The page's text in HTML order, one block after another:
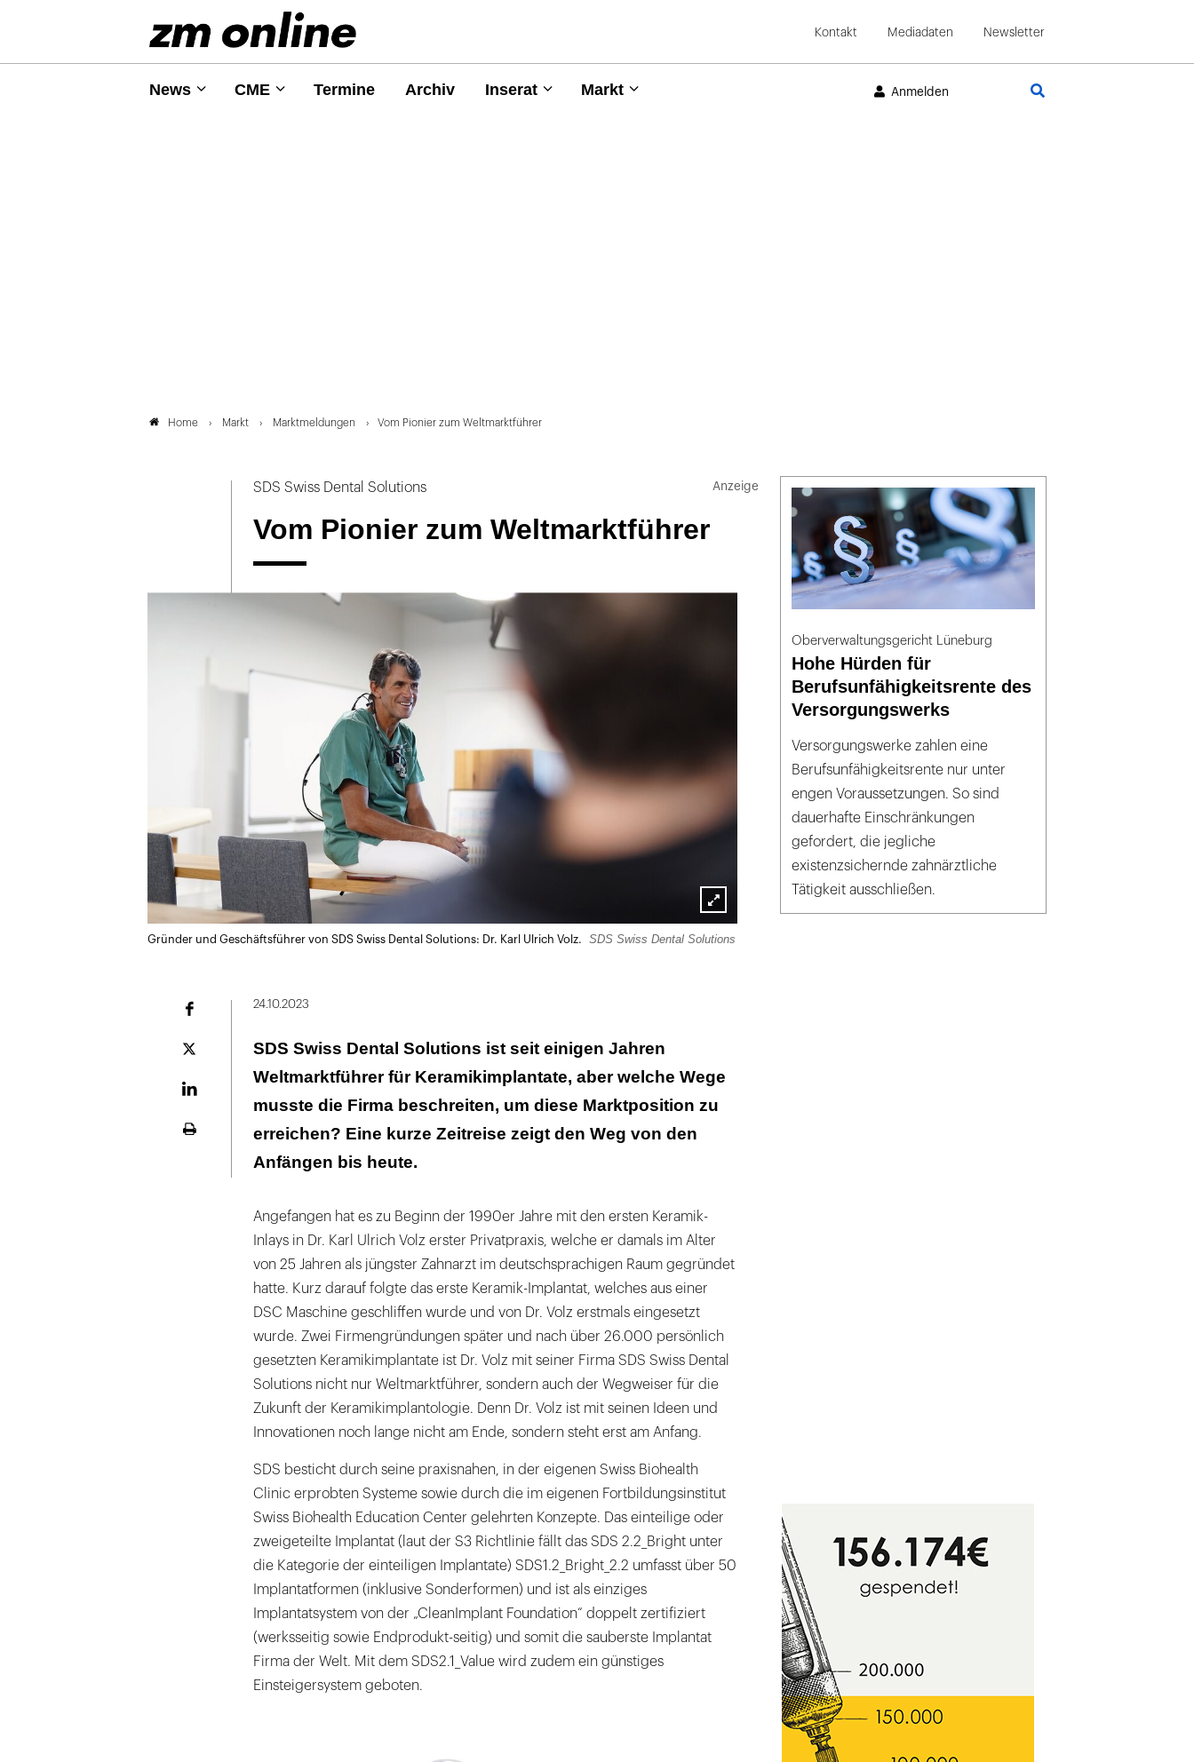
Kontakt Mediadaten Newsletter
News CME Termine Archiv Inserat Markt Anmelden
Home Markt Marktmeldungen Vom Pionier zum Weltmarktführer
SDS Swiss Dental Solutions
Vom Pionier zum Weltmarktführer
Lightbox
öffnen
Gründer und Geschäftsführer von SDS Swiss Dental Solutions: Dr. Karl Ulrich Volz. SDS Swiss Dental Solutions
Plattform
24.10.2023
SDS Swiss Dental Solutions ist seit einigen Jahren
Weltmarktführer für Keramikimplantate, aber welche Wege
musste die Firma beschreiten, um diese Marktposition zu
erreichen? Eine kurze Zeitreise zeigt den Weg von den
Anfängen bis heute.
Angefangen hat es zu Beginn der 1990er Jahre mit den ersten Keramik-
Inlays in Dr. Karl Ulrich Volz erster Privatpraxis, welche er damals im Alter
von 25 Jahren als jüngster Zahnarzt im deutschsprachigen Raum gegründet
hatte. Kurz darauf folgte das erste Keramik-Implantat, welches aus einer
DSC Maschine geschliffen wurde und von Dr. Volz erstmals eingesetzt
wurde. Zwei Firmengründungen später und nach über 26.000 persönlich
gesetzten Keramikimplantate ist Dr. Volz mit seiner Firma SDS Swiss Dental
Solutions nicht nur Weltmarktführer, sondern auch der Wegweiser für die
Zukunft der Keramikimplantologie. Denn Dr. Volz ist mit seinen Ideen und
Innovationen noch lange nicht am Ende, sondern steht erst am Anfang.
SDS besticht durch seine praxisnahen, in der eigenen Swiss Biohealth
Clinic erprobten Systeme sowie durch die im eigenen Fortbildungsinstitut
Swiss Biohealth Education Center gelehrten Konzepte. Das einteilige oder
zweigeteilte Implantat (laut der S3 Richtlinie fällt das SDS 2.2_Bright unter
die Kategorie der einteiligen Implantate) SDS1.2_Bright_2.2 umfasst über 50
Implantatformen (inklusive Sonderformen) und ist als einziges
Implantatsystem von der „CleanImplant Foundation“ doppelt zertifiziert
(werksseitig sowie Endprodukt-seitig) und somit die sauberste Implantat
Firma der Welt. Mit dem SDS2.1_Value wird zudem ein günstiges
Einsteigersystem geboten.
Oberverwaltungsgericht Lüneburg
Hohe Hürden für
Berufsunfähigkeitsrente des
Versorgungswerks
Versorgungswerke zahlen eine
Berufsunfähigkeitsrente nur unter
engen Voraussetzungen. So sind
dauerhafte Einschränkungen
gefordert, die jegliche
existenzsichernde zahnärztliche
Tätigkeit ausschließen.